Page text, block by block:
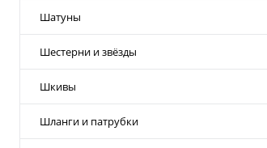
Шатуны
Шестерни и звёзды
Шкивы
Шланги и патрубки